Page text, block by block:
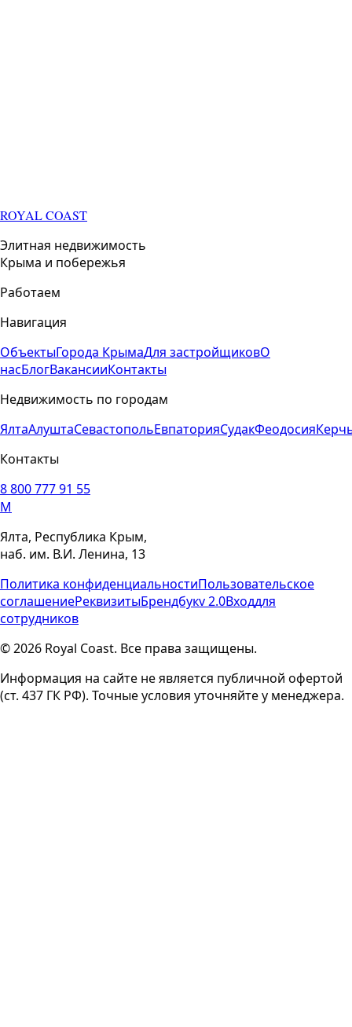
ROYAL COAST
Элитная недвижимость
Крыма и побережья
Работаем
Навигация
ОбъектыГорода КрымаДля застройщиковО
насБлогВакансииКонтакты
Недвижимость по городам
ЯлтаАлуштаСевастопольЕвпаторияСудакФеодосия
Контакты
8 800 777 91 55
M
Ялта, Республика Крым,
наб. им. В.И. Ленина, 13
Политика конфиденциальностиПользовательское
соглашениеРеквизитыБрендбукv 2.0Входдля
сотрудников
© 2026 Royal Coast. Все права защищены.
Информация на сайте не является публичной офертой
(ст. 437 ГК РФ). Точные условия уточняйте у менеджера.